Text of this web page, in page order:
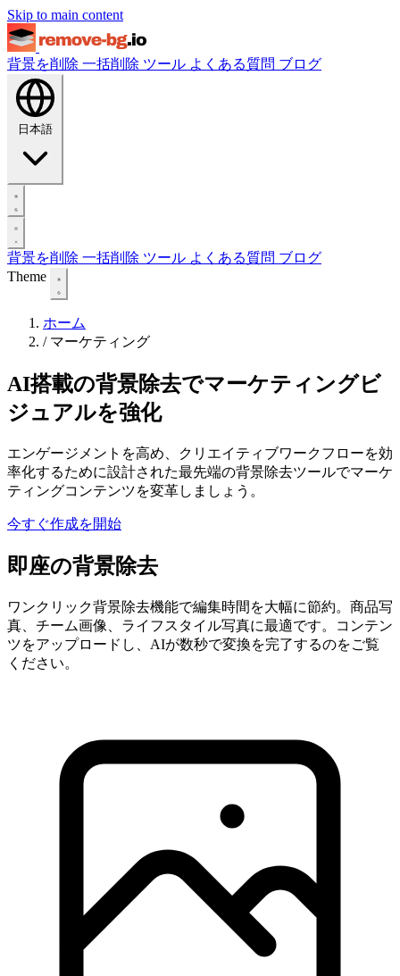
Skip to main content
背景を削除 一括削除 ツール よくある質問 ブログ
日本語
背景を削除 一括削除 ツール よくある質問 ブログ
Theme
ホーム
/ マーケティング
AI搭載の背景除去でマーケティングビ
ジュアルを強化
エンゲージメントを高め、クリエイティブワークフローを効
率化するために設計された最先端の背景除去ツールでマーケ
ティングコンテンツを変革しましょう。
今すぐ作成を開始
即座の背景除去
ワンクリック背景除去機能で編集時間を大幅に節約。商品写
真、チーム画像、ライフスタイル写真に最適です。コンテン
ツをアップロードし、AIが数秒で変換を完了するのをご覧
ください。